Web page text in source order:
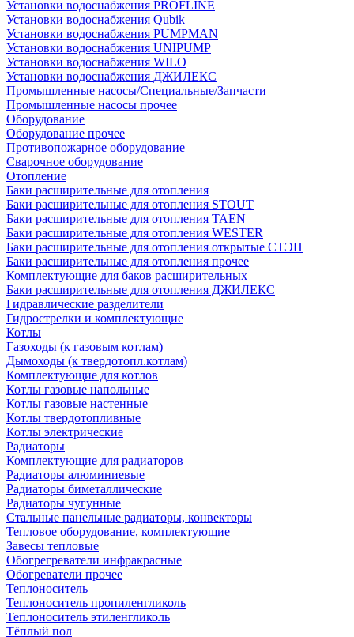
Установки водоснабжения PROFLINE
Установки водоснабжения Qubik
Установки водоснабжения PUMPMAN
Установки водоснабжения UNIPUMP
Установки водоснабжения WILO
Установки водоснабжения ДЖИЛЕКС
Промышленные насосы/Специальные/Запчасти
Промышленные насосы прочее
Оборудование
Оборудование прочее
Противопожарное оборудование
Сварочное оборудование
Отопление
Баки расширительные для отопления
Баки расширительные для отопления STOUT
Баки расширительные для отопления TAEN
Баки расширительные для отопления WESTER
Баки расширительные для отопления открытые СТЭН
Баки расширительные для отопления прочее
Комплектующие для баков расширительных
Баки расширительные для отопления ДЖИЛЕКС
Гидравлические разделители
Гидрострелки и комплектующие
Котлы
Газоходы (к газовым котлам)
Дымоходы (к твердотопл.котлам)
Комплектующие для котлов
Котлы газовые напольные
Котлы газовые настенные
Котлы твердотопливные
Котлы электрические
Радиаторы
Комплектующие для радиаторов
Радиаторы алюминиевые
Радиаторы биметаллические
Радиаторы чугунные
Стальные панельные радиаторы, конвекторы
Тепловое оборудование, комплектующие
Завесы тепловые
Обогрегреватели инфракрасные
Обогреватели прочее
Теплоноситель
Теплоноситель пропиленгликоль
Теплоноситель этиленгликоль
Тёплый пол